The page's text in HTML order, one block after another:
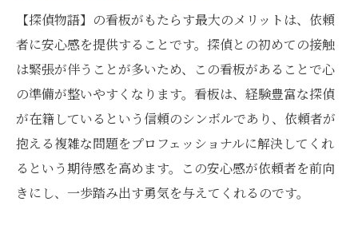
最適な探偵を見つけるための看板活用術
探偵物語看板と共に始める探偵探し
【探偵物語】の看板がもたらす最大のメリットは、依頼
者に安心感を提供することです。探偵との初めての接触
は緊張が伴うことが多いため、この看板があることで心
の準備が整いやすくなります。看板は、経験豊富な探偵
が在籍しているという信頼のシンボルであり、依頼者が
抱える複雑な問題をプロフェッショナルに解決してくれ
るという期待感を高めます。この安心感が依頼者を前向
きにし、一歩踏み出す勇気を与えてくれるのです。